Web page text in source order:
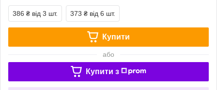
386 ₴ від 3 шт. 373 ₴ від 6 шт.
Купити
або
Купити з